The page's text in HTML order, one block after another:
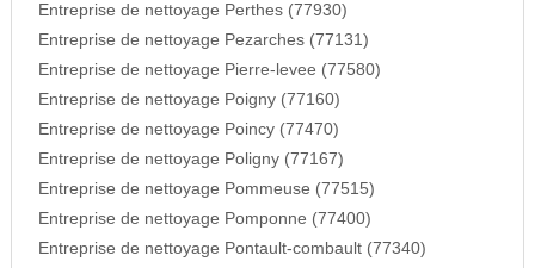
Entreprise de nettoyage Perthes (77930)
Entreprise de nettoyage Pezarches (77131)
Entreprise de nettoyage Pierre-levee (77580)
Entreprise de nettoyage Poigny (77160)
Entreprise de nettoyage Poincy (77470)
Entreprise de nettoyage Poligny (77167)
Entreprise de nettoyage Pommeuse (77515)
Entreprise de nettoyage Pomponne (77400)
Entreprise de nettoyage Pontault-combault (77340)